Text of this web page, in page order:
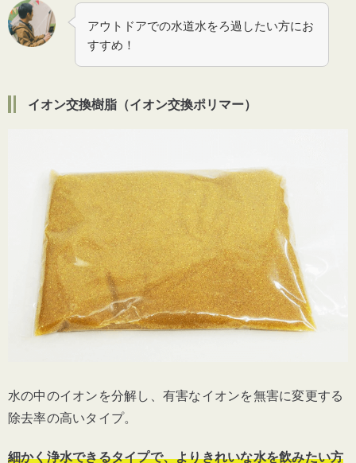
アウトドアでの水道水をろ過したい方にお
すすめ！
イオン交換樹脂（イオン交換ポリマー）
水の中のイオンを分解し、有害なイオンを無害に変更する
除去率の高いタイプ。
細かく浄水できるタイプで、よりきれいな水を飲みたい方